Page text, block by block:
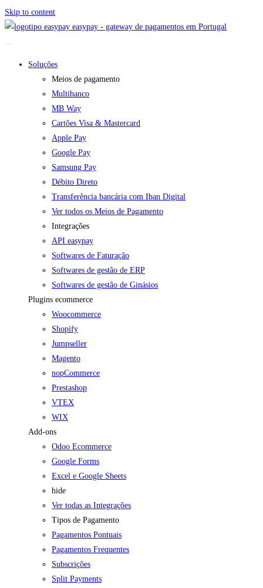
Skip to content
easypay - gateway de pagamentos em Portugal
Soluções
Meios de pagamento
Multibanco
MB Way
Cartões Visa & Mastercard
Apple Pay
Google Pay
Samsung Pay
Débito Direto
Transferência bancária com Iban Digital
Ver todos os Meios de Pagamento
Integrações
API easypay
Softwares de Faturação
Softwares de gestão de ERP
Softwares de gestão de Ginásios
Plugins ecommerce
Woocommerce
Shopify
Jumpseller
Magento
nopCommerce
Prestashop
VTEX
WIX
Add-ons
Odoo Ecommerce
Google Forms
Excel e Google Sheets
hide
Ver todas as Integrações
Tipos de Pagamento
Pagamentos Pontuais
Pagamentos Frequentes
Subscrições
Split Payments